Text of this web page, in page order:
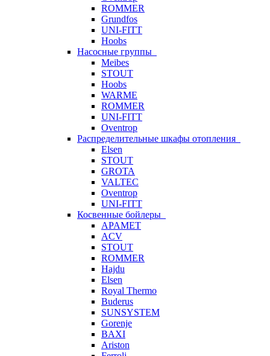
ROMMER
Grundfos
UNI-FITT
Hoobs
Насосные группы
Meibes
STOUT
Hoobs
WARME
ROMMER
UNI-FITT
Oventrop
Распределительные шкафы отопления
Elsen
STOUT
GROTA
VALTEC
Oventrop
UNI-FITT
Косвенные бойлеры
APAMET
ACV
STOUT
ROMMER
Hajdu
Elsen
Royal Thermo
Buderus
SUNSYSTEM
Gorenje
BAXI
Ariston